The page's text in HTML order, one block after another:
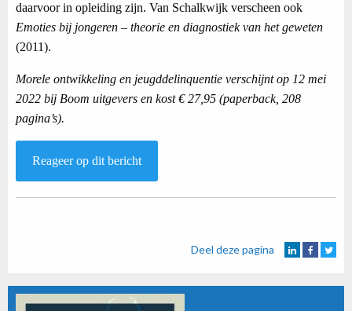
daarvoor in opleiding zijn. Van Schalkwijk verscheen ook
Emoties bij jongeren – theorie en diagnostiek van het geweten
(2011).
Morele ontwikkeling en jeugddelinquentie verschijnt op 12 mei
2022 bij Boom uitgevers en kost € 27,95 (paperback, 208
pagina’s).
Reageer op dit bericht
Deel deze pagina